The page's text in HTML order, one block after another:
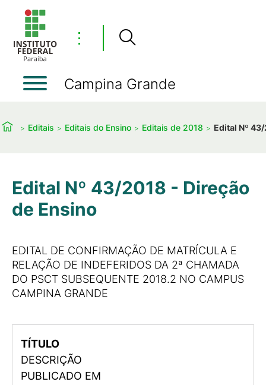
⋮
Campina Grande
Editais Editais do Ensino Editais de 2018 Edital Nº
Edital Nº 43/2018 - Direção
de Ensino
EDITAL DE CONFIRMAÇÃO DE MATRÍCULA E
RELAÇÃO DE INDEFERIDOS DA 2ª CHAMADA
DO PSCT SUBSEQUENTE 2018.2 NO CAMPUS
CAMPINA GRANDE
TÍTULO
DESCRIÇÃO
PUBLICADO EM